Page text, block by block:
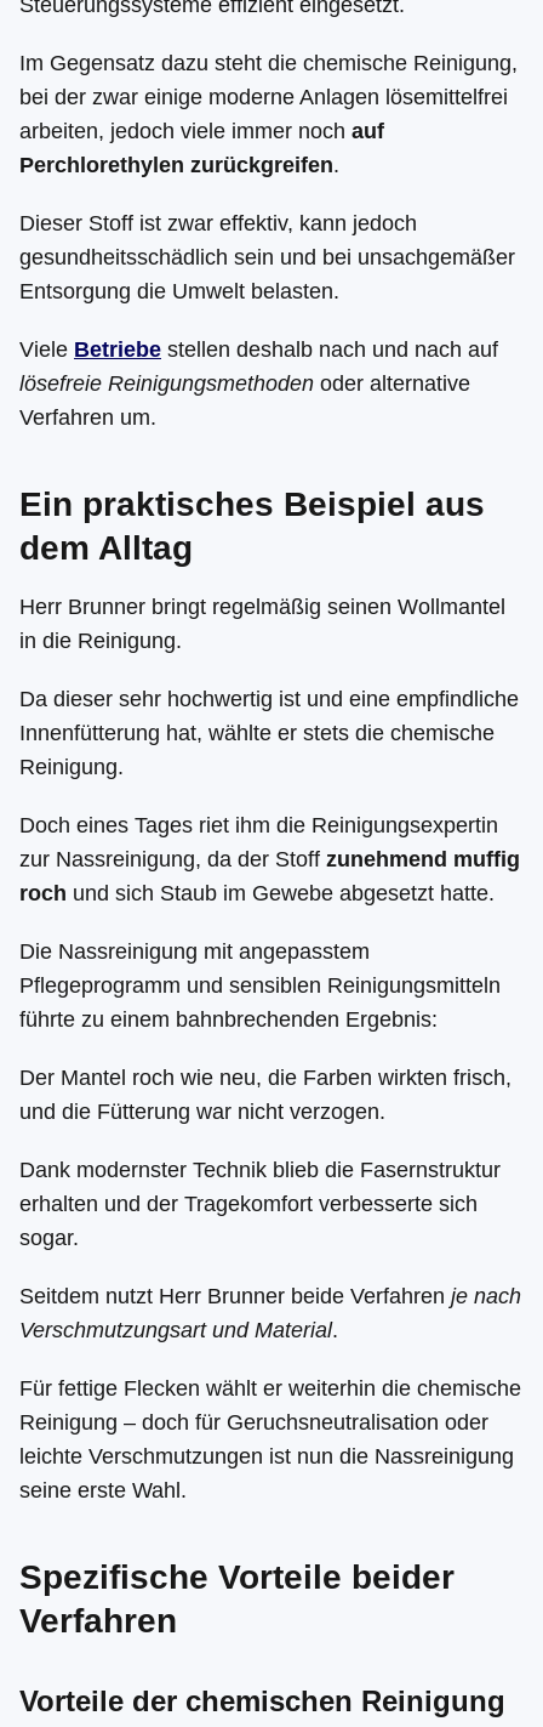
Steuerungssysteme effizient eingesetzt.
Im Gegensatz dazu steht die chemische Reinigung,
bei der zwar einige moderne Anlagen lösemittelfrei
arbeiten, jedoch viele immer noch auf
Perchlorethylen zurückgreifen.
Dieser Stoff ist zwar effektiv, kann jedoch
gesundheitsschädlich sein und bei unsachgemäßer
Entsorgung die Umwelt belasten.
Viele Betriebe stellen deshalb nach und nach auf
lösefreie Reinigungsmethoden oder alternative
Verfahren um.
Ein praktisches Beispiel aus
dem Alltag
Herr Brunner bringt regelmäßig seinen Wollmantel
in die Reinigung.
Da dieser sehr hochwertig ist und eine empfindliche
Innenfütterung hat, wählte er stets die chemische
Reinigung.
Doch eines Tages riet ihm die Reinigungsexpertin
zur Nassreinigung, da der Stoff zunehmend muffig
roch und sich Staub im Gewebe abgesetzt hatte.
Die Nassreinigung mit angepasstem
Pflegeprogramm und sensiblen Reinigungsmitteln
führte zu einem bahnbrechenden Ergebnis:
Der Mantel roch wie neu, die Farben wirkten frisch,
und die Fütterung war nicht verzogen.
Dank modernster Technik blieb die Fasernstruktur
erhalten und der Tragekomfort verbesserte sich
sogar.
Seitdem nutzt Herr Brunner beide Verfahren je nach
Verschmutzungsart und Material.
Für fettige Flecken wählt er weiterhin die chemische
Reinigung – doch für Geruchsneutralisation oder
leichte Verschmutzungen ist nun die Nassreinigung
seine erste Wahl.
Spezifische Vorteile beider
Verfahren
Vorteile der chemischen Reinigung